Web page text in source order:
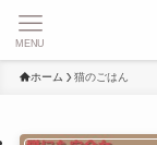
MENU
ホーム 猫のごはん